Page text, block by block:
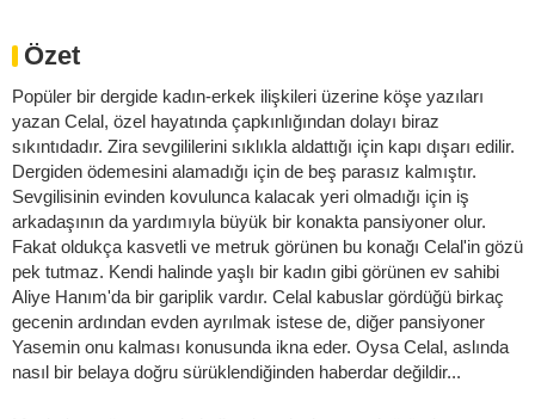
Özet
Popüler bir dergide kadın-erkek ilişkileri üzerine köşe yazıları
yazan Celal, özel hayatında çapkınlığından dolayı biraz
sıkıntıdadır. Zira sevgililerini sıklıkla aldattığı için kapı dışarı edilir.
Dergiden ödemesini alamadığı için de beş parasız kalmıştır.
Sevgilisinin evinden kovulunca kalacak yeri olmadığı için iş
arkadaşının da yardımıyla büyük bir konakta pansiyoner olur.
Fakat oldukça kasvetli ve metruk görünen bu konağı Celal'in gözü
pek tutmaz. Kendi halinde yaşlı bir kadın gibi görünen ev sahibi
Aliye Hanım'da bir gariplik vardır. Celal kabuslar gördüğü birkaç
gecenin ardından evden ayrılmak istese de, diğer pansiyoner
Yasemin onu kalması konusunda ikna eder. Oysa Celal, aslında
nasıl bir belaya doğru sürüklendiğinden haberdar değildir...